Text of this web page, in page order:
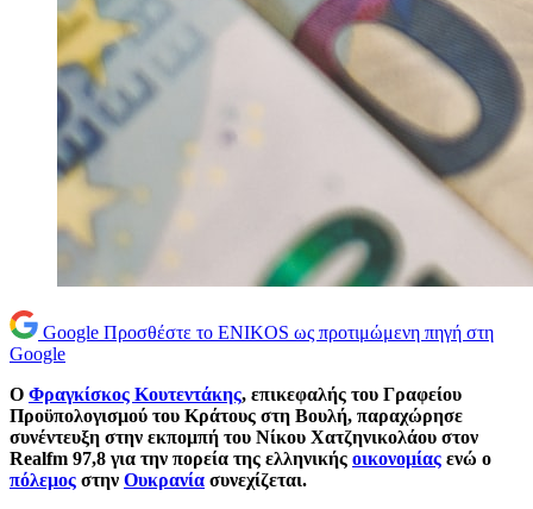
Google Προσθέστε το ENIKOS ως προτιμώμενη πηγή στη
Google
Ο Φραγκίσκος Κουτεντάκης, επικεφαλής του Γραφείου
Προϋπολογισμού του Κράτους στη Βουλή, παραχώρησε
συνέντευξη στην εκπομπή του Νίκου Χατζηνικολάου στον
Realfm 97,8 για την πορεία της ελληνικής οικονομίας ενώ ο
πόλεμος στην Ουκρανία συνεχίζεται.